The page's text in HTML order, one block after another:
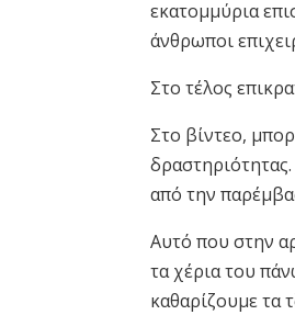
εκατομμύρια
άνθρωποι
Στο τέλος
Στο βίντεο,
από την
Αυτό που στην
τα χέρια του
καθαρίζουμε τα